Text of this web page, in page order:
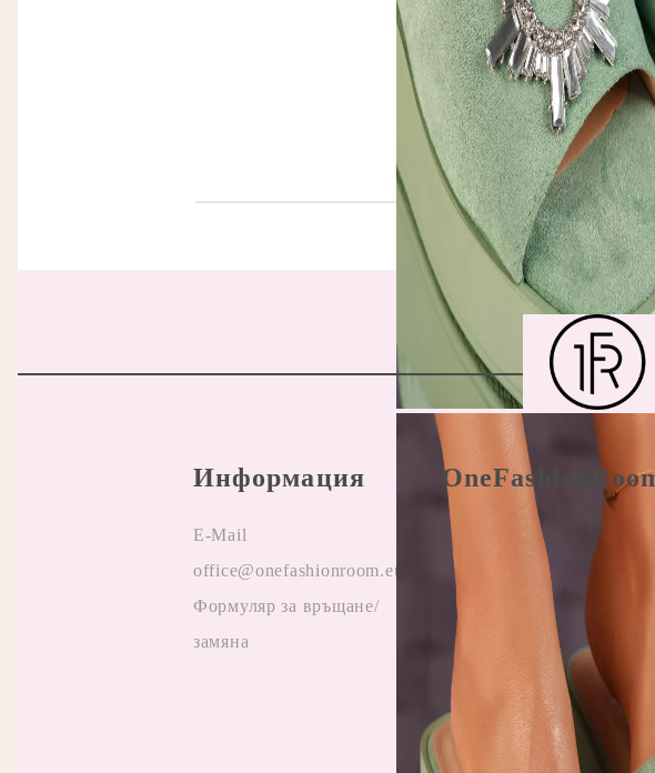
Информация
E-Mail
office@onefashionroom.eu
Формуляр за връщане/
замяна
Правила и условия
Oнлайн разрешаване
на жалби
Отзиви от клиенти
Прилагане на
промоции